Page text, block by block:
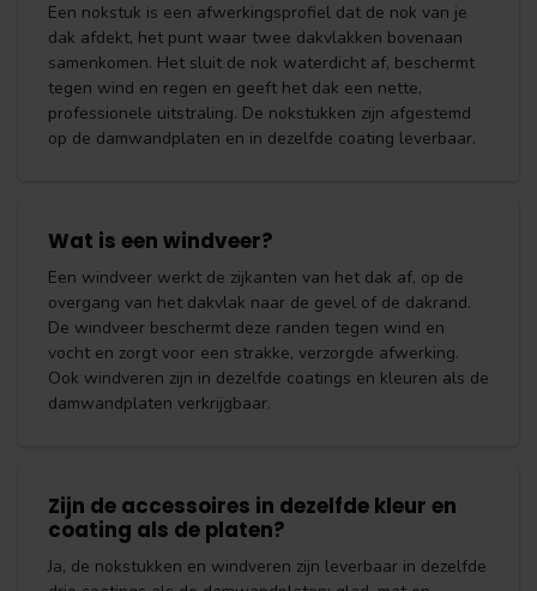
Een nokstuk is een afwerkingsprofiel dat de nok van je
dak afdekt, het punt waar twee dakvlakken bovenaan
samenkomen. Het sluit de nok waterdicht af, beschermt
tegen wind en regen en geeft het dak een nette,
professionele uitstraling. De nokstukken zijn afgestemd
op de damwandplaten en in dezelfde coating leverbaar.
Wat is een windveer?
Een windveer werkt de zijkanten van het dak af, op de
overgang van het dakvlak naar de gevel of de dakrand.
De windveer beschermt deze randen tegen wind en
vocht en zorgt voor een strakke, verzorgde afwerking.
Ook windveren zijn in dezelfde coatings en kleuren als de
damwandplaten verkrijgbaar.
Zijn de accessoires in dezelfde kleur en
coating als de platen?
Ja, de nokstukken en windveren zijn leverbaar in dezelfde